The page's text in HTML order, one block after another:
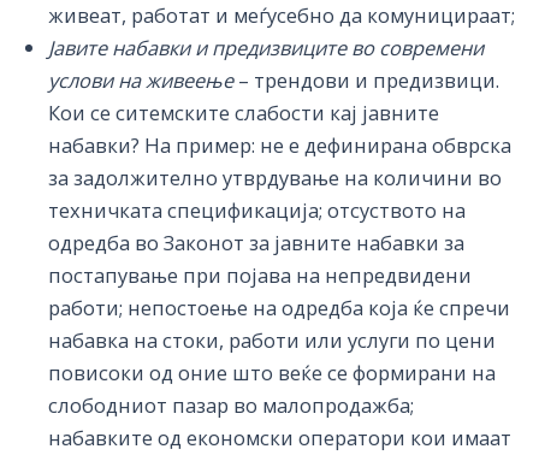
живеат, работат и меѓусебно да комуницираат;
Јавите набавки и предизвиците во современи
услови на живеење– трендови и предизвици.
Кои се ситемските слабости кај јавните
набавки? На пример: не е дефинирана обврска
за задолжително утврдување на количини во
техничката спецификација; отсуството на
одредба во Законот за јавните набавки за
постапување при појава на непредвидени
работи; непостоење на одредба која ќе спречи
набавка на стоки, работи или услуги по цени
повисоки од оние што веќе се формирани на
слободниот пазар во малопродажба;
набавките од економски оператори кои имаат